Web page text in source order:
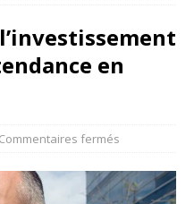
en
Commentaires fermés